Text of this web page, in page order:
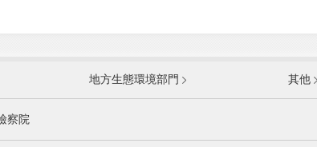
國家發展和改革委員會
人力資源和社會保障部
地方生態環境部門 其他
察院